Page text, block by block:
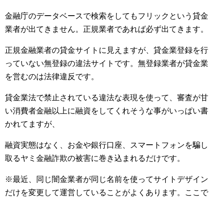
金融庁のデータベースで検索をしてもフリックという貸金
業者が出てきません。正規業者であれば必ず出てきます。
正規金融業者の貸金サイトに見えますが、貸金業登録を行
っていない無登録の違法サイトです。無登録業者が貸金業
を営むのは法律違反です。
貸金業法で禁止されている違法な表現を使って、審査が甘
い消費者金融以上に融資をしてくれそうな事がいっぱい書
かれてますが、
融資実態はなく、お金や銀行口座、スマートフォンを騙し
取るヤミ金融詐欺の被害に巻き込まれるだけです。
※最近、同じ闇金業者が同じ名前を使ってサイトデザイン
だけを変更して運営していることがよくあります。ここで